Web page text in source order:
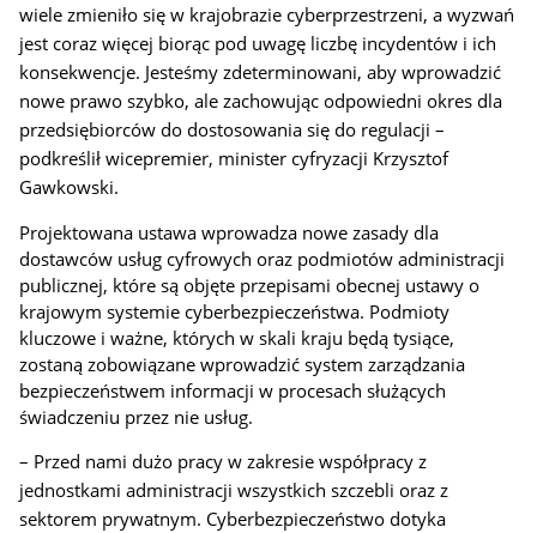
wiele zmieniło się w krajobrazie cyberprzestrzeni, a wyzwań
jest coraz więcej biorąc pod uwagę liczbę incydentów i ich
konsekwencje. Jesteśmy zdeterminowani, aby wprowadzić
nowe prawo szybko, ale zachowując odpowiedni okres dla
przedsiębiorców do dostosowania się do regulacji –
podkreślił wicepremier, minister cyfryzacji Krzysztof
Gawkowski.
Projektowana ustawa wprowadza nowe zasady dla
dostawców usług cyfrowych oraz podmiotów administracji
publicznej, które są objęte przepisami obecnej ustawy o
krajowym systemie cyberbezpieczeństwa. Podmioty
kluczowe i ważne, których w skali kraju będą tysiące,
zostaną zobowiązane wprowadzić system zarządzania
bezpieczeństwem informacji w procesach służących
świadczeniu przez nie usług.
– Przed nami dużo pracy w zakresie współpracy z
jednostkami administracji wszystkich szczebli oraz z
sektorem prywatnym. Cyberbezpieczeństwo dotyka